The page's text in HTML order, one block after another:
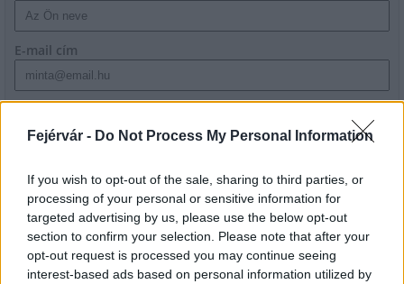
Fejérvár - Do Not Process My Personal Information
If you wish to opt-out of the sale, sharing to third parties, or
processing of your personal or sensitive information for
targeted advertising by us, please use the below opt-out
section to confirm your selection. Please note that after your
opt-out request is processed you may continue seeing
interest-based ads based on personal information utilized by
E-mail cím
szabályzatot!
LEGFRISSEBB